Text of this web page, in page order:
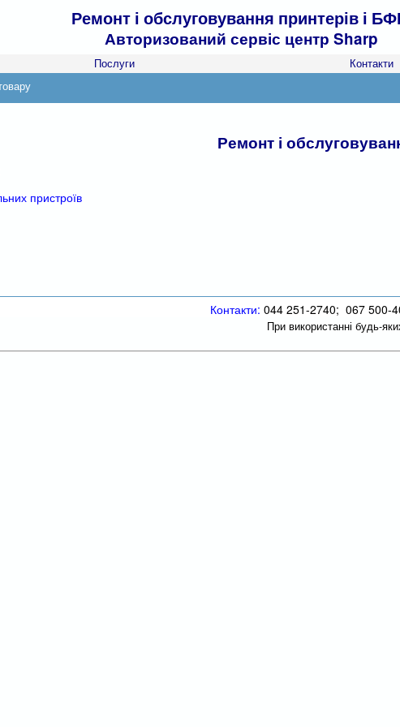
Ремонт і обслуговування принтерів і
Авторизований сервіс центр Sharp
Послуги Контакти
Ремонт і
пристроїв
Контакти: 044 251-2740; 067 500-
При використанні будь-